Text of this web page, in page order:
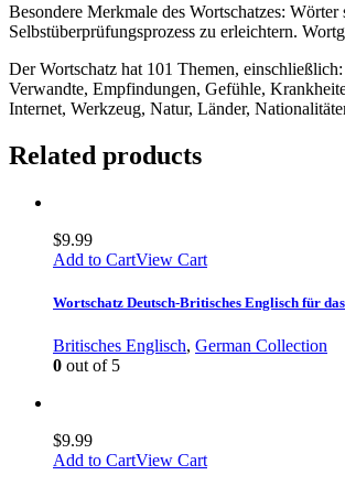
Besondere Merkmale des Wortschatzes:
Selbstüberprüfungsprozess zu erleichtern.
Der Wortschatz hat 101 Themen,
Verwandte, Empfindungen, Gefühle,
Internet, Werkzeug, Natur, Länder,
Related products
$9.99
Add to CartView Cart
Wortschatz Deutsch-Britisches Englisch für
Britisches Englisch, German Collection
0 out of 5
$9.99
Add to CartView Cart